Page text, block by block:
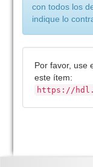
con todos los
indique lo
Por favor, use
este ítem:
https://